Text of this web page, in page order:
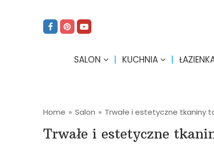
SALON KUCHNIA
Home » Salon » Trwałe i estetyczne tkaniny
Trwałe i estetyczne